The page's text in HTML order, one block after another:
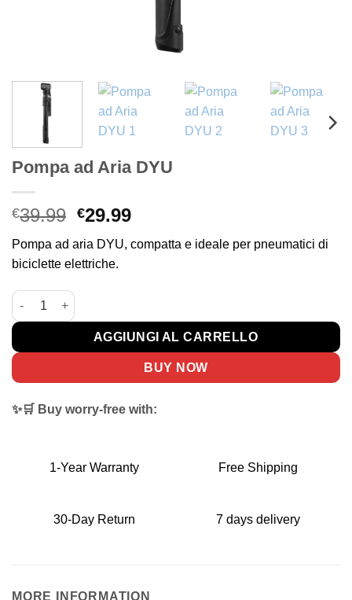
Pompa ad Aria DYU
€39.99 Il
originale
era:
€29.99Il
attuale
Pompa ad aria DYU, compatta e ideale per pneumatici di
biciclette elettriche.
Pompa ad Aria DYU quantità
AGGIUNGI AL CARRELLO
BUY NOW
✨🛒 Buy worry-free with:
1-Year Warranty Free Shipping
30-Day Return 7 days delivery
MORE INFORMATION